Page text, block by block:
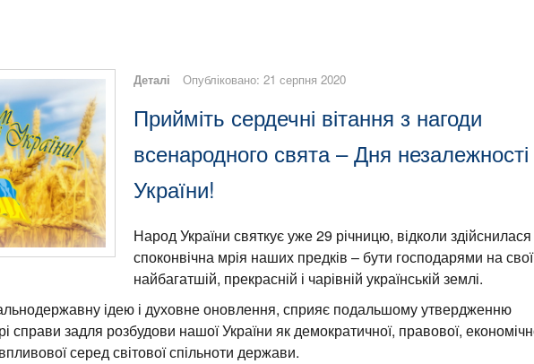
Деталі Опубліковано: 21 серпня 2020
Прийміть сердечні вітання з нагоди
всенародного свята – Дня незалежності
України!
Народ України святкує уже 29 річницю, відколи здійснилася
споконвічна мрія наших предків – бути господарями на
найбагатшій, прекрасній і чарівній українській землі.
ідею і духовне оновлення, сприяє подальшому утвердженню
справи задля розбудови нашої України як демократичної, правової,
серед світової спільноти держави.